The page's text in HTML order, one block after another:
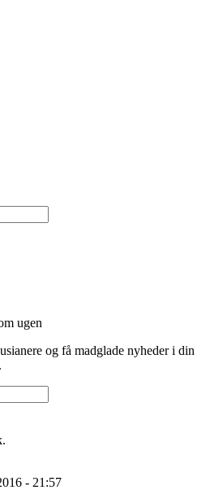
ugen
og få madglade nyheder i din
- 21:57